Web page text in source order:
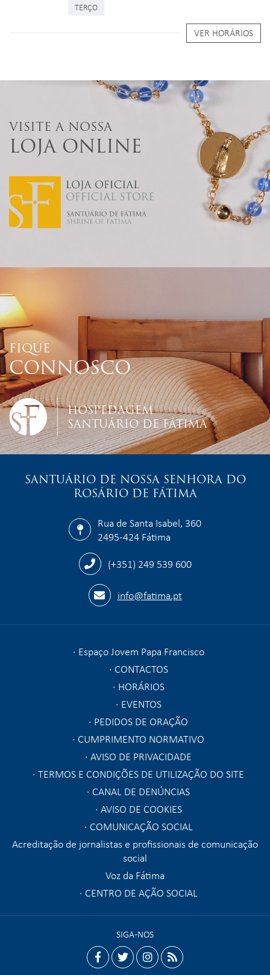
TERÇO
VER HORÁRIOS
VISITE A NOSSA
LOJA ONLINE
FIQUE
CONNOSCO
HOSPEDAGEM
SANTUÁRIO DE FÁTIMA
SANTUÁRIO DE NOSSA SENHORA DO
ROSÁRIO DE FÁTIMA
Rua de Santa Isabel, 360
2495-424 Fátima
(+351) 249 539 600
info@fatima.pt
Espaço Jovem Papa Francisco
CONTACTOS
HORÁRIOS
EVENTOS
PEDIDOS DE ORAÇÃO
CUMPRIMENTO NORMATIVO
AVISO DE PRIVACIDADE
TERMOS E CONDIÇÕES DE UTILIZAÇÃO DO SITE
CANAL DE DENÚNCIAS
AVISO DE COOKIES
COMUNICAÇÃO SOCIAL
Acreditação de jornalistas e profissionais de comunicação
social
Voz da Fátima
CENTRO DE AÇÃO SOCIAL
SIGA-NOS
facebooktwitterinstagram
rss